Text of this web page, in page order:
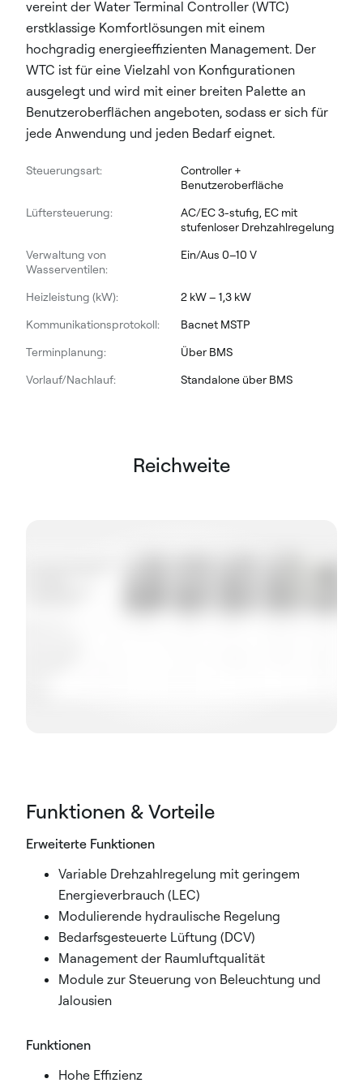
vereint der Water Terminal Controller (WTC)
erstklassige Komfortlösungen mit einem
hochgradig energieeffizienten Management. Der
WTC ist für eine Vielzahl von Konfigurationen
ausgelegt und wird mit einer breiten Palette an
Benutzeroberflächen angeboten, sodass er sich für
jede Anwendung und jeden Bedarf eignet.
Steuerungsart:
Controller +
Benutzeroberfläche
Lüftersteuerung:
AC/EC 3-stufig, EC mit
stufenloser Drehzahlregelung
Verwaltung von
Wasserventilen:
Ein/Aus 0–10 V
Heizleistung (kW):
2 kW – 1,3 kW
Kommunikationsprotokoll:
Bacnet MSTP
Terminplanung:
Über BMS
Vorlauf/Nachlauf:
Standalone über BMS
Reichweite
Funktionen & Vorteile
Erweiterte Funktionen
Variable Drehzahlregelung mit geringem
Energieverbrauch (LEC)
Modulierende hydraulische Regelung
Bedarfsgesteuerte Lüftung (DCV)
Management der Raumluftqualität
Module zur Steuerung von Beleuchtung und
Jalousien
Funktionen
Hohe Effizienz